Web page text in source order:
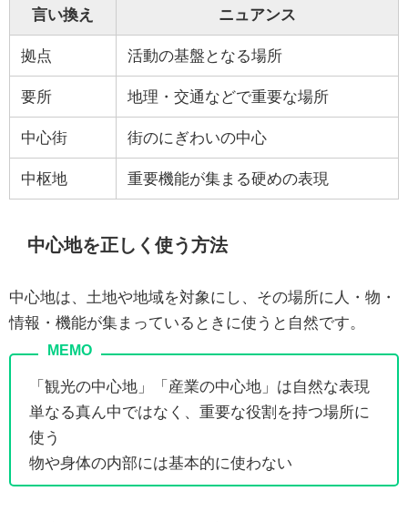
言い換え ニュアンス
拠点 活動の基盤となる場所
要所 地理・交通などで重要な場所
中心街 街のにぎわいの中心
中枢地 重要機能が集まる硬めの表現
中心地を正しく使う方法
中心地は、土地や地域を対象にし、その場所に人・物・
情報・機能が集まっているときに使うと自然です。
「観光の中心地」「産業の中心地」は自然な表現
単なる真ん中ではなく、重要な役割を持つ場所に
使う
物や身体の内部には基本的に使わない